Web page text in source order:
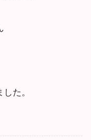
た。